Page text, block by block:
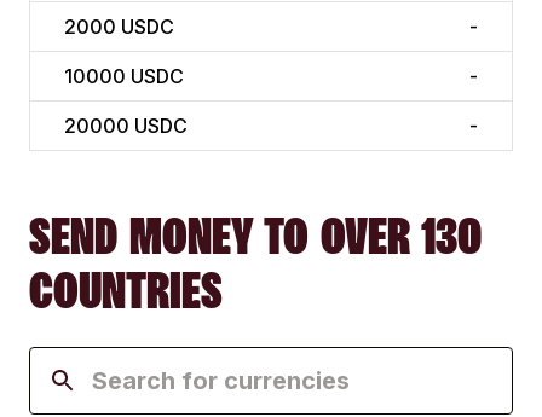
2000 USDC -
10000 USDC -
20000 USDC -
SEND MONEY TO OVER 130
COUNTRIES